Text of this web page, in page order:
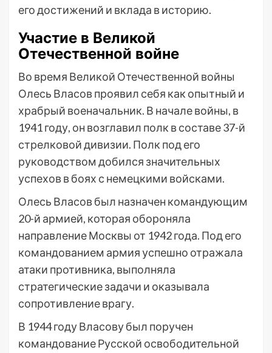
его достижений и вклада в историю.
Участие в Великой
Отечественной войне
Во время Великой Отечественной войны
Олесь Власов проявил себя как опытный и
храбрый военачальник. В начале войны, в
1941 году, он возглавил полк в составе 37-й
стрелковой дивизии. Полк под его
руководством добился значительных
успехов в боях с немецкими войсками.
Олесь Власов был назначен командующим
20-й армией, которая обороняла
направление Москвы от 1942 года. Под его
командованием армия успешно отражала
атаки противника, выполняла
стратегические задачи и оказывала
сопротивление врагу.
В 1944 году Власову был поручен
командование Русской освободительной